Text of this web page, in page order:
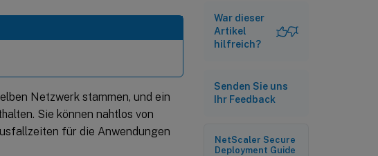
Netzwerk stammen, und ein
Sie können nahtlos von
für die Anwendungen
War dieser
Artikel
hilfreich?
Senden Sie uns
Ihr Feedback
NetScaler Secure
Deployment Guide